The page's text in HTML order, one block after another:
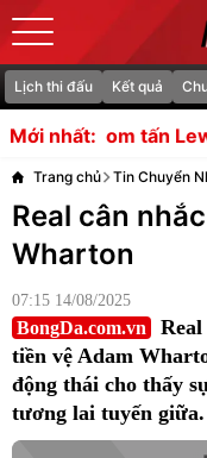
Lịch thi đấu Kết quả
Mới nhất:
Lewis Hall? Man
Trang chủ Tin Chuyển
Real cân
Wharton
07:15 14/08/2025
BongDa.com.vn
tiền vệ Adam
động thái cho thấy
tương lai tuyến giữa.